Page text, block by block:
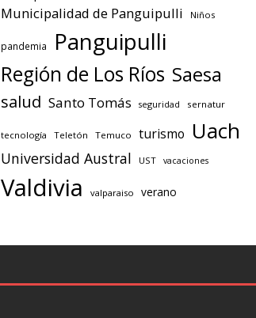
Municipalidad de Panguipulli Niños
pandemia Panguipulli
Región de Los Ríos Saesa
salud Santo Tomás seguridad sernatur
tecnología Teletón Temuco turismo Uach
Universidad Austral UST vacaciones
Valdivia valparaiso verano